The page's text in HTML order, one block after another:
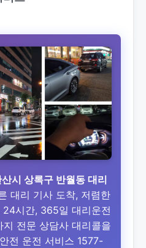
산시 상록구 반월동 대리
대리 기사 도착, 저렴한
24시간, 365일 대리운전
전문 상담사 대리콜을
전 운전 서비스 1577-